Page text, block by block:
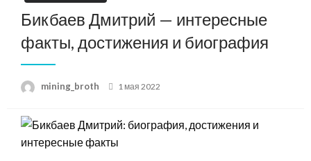
Бикбаев Дмитрий — интересные
факты, достижения и биография
mining_broth
Posted
1 мая 2022